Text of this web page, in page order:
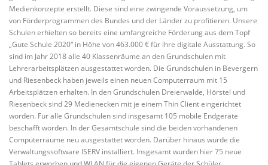
Medienkonzepte erstellt. Diese sind eine zwingende Voraussetzung, um
von Förderprogrammen des Bundes und der Länder zu profitieren. Unsere
Schulen erhielten so bereits eine umfangreiche Förderung aus dem Topf
„Gute Schule 2020“ in Höhe von 463.000 € für ihre digitale Ausstattung. So
sind im Jahr 2018 alle 40 Klassenräume an den Grundschulen mit
Lehrerarbeitsplätzen ausgestattet worden. Die Grundschulen in Bevergern
und Riesenbeck haben jeweils einen neuen Computerraum mit 15
Arbeitsplätzen erhalten. In den Grundschulen Dreierwalde, Hörstel und
Riesenbeck sind 29 Medienecken mit je einem Thin Client eingerichtet
worden. Für alle Grundschulen sind insgesamt 105 mobile Endgeräte
beschafft worden. In der Gesamtschule sind die beiden vorhandenen
Computerräume neu ausgestattet worden. Darüber hinaus wurde die
Verwaltungssoftware ISERV installiert. Insgesamt wurden hier 75 neue